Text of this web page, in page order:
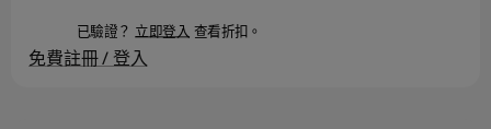
優
已驗證？ 立即登入 查看折扣。
免費註冊 / 登入